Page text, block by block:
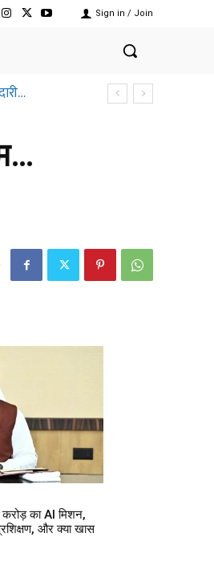
Sign in / Join
का AI मिशन,
और क्या खास